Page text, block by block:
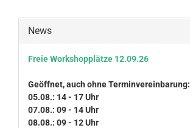
News
Freie Workshopplätze 12.09.26
Geöffnet, auch ohne Terminvereinbarung:
05.08.: 14 - 17 Uhr
07.08.: 09 - 14 Uhr
08.08.: 09 - 12 Uhr